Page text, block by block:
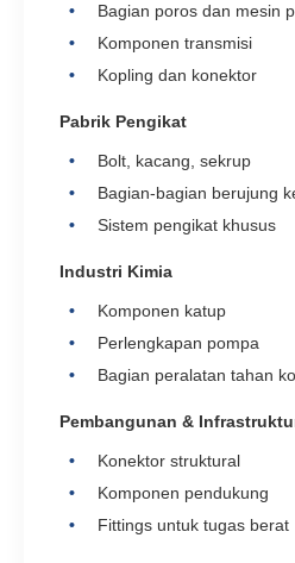
Bagian poros dan mesin
Komponen transmisi
Kopling dan konektor
Pabrik Pengikat
Bolt, kacang, sekrup
Bagian-bagian berujung
Sistem pengikat khusus
Industri Kimia
Komponen katup
Perlengkapan pompa
Bagian peralatan tahan
Pembangunan &
Konektor struktural
Komponen pendukung
Fittings untuk tugas berat